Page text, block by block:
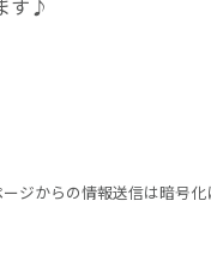
す♪
ジからの情報送信は暗号